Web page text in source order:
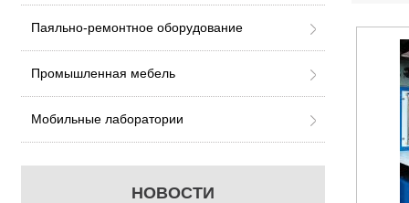
Паяльно-ремонтное оборудование
Промышленная мебель
Мобильные лаборатории
НОВОСТИ